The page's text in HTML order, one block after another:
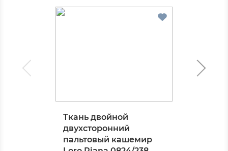
Ткань двойной
двухсторонний
пальтовый кашемир